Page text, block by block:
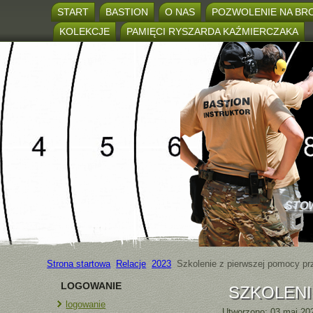
START BASTION O NAS
POZWOLENIE NA
KOLEKCJE
PAMIĘCI RYSZARDA KAŹMIERCZAKA
Strona startowa Relacje 2023 Szkolenie z pierwszej pomocy
LOGOWANIE
logowanie